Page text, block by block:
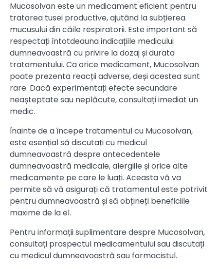
Mucosolvan este un medicament eficient pentru
tratarea tusei productive, ajutând la subțierea
mucusului din căile respiratorii. Este important să
respectați întotdeauna indicațiile medicului
dumneavoastră cu privire la dozaj și durata
tratamentului. Ca orice medicament, Mucosolvan
poate prezenta reacții adverse, deși acestea sunt
rare. Dacă experimentați efecte secundare
neașteptate sau neplăcute, consultați imediat un
medic.
Înainte de a începe tratamentul cu Mucosolvan,
este esențial să discutați cu medicul
dumneavoastră despre antecedentele
dumneavoastră medicale, alergiile și orice alte
medicamente pe care le luați. Aceasta vă va
permite să vă asigurați că tratamentul este potrivit
pentru dumneavoastră și să obțineți beneficiile
maxime de la el.
Pentru informații suplimentare despre Mucosolvan,
consultați prospectul medicamentului sau discutați
cu medicul dumneavoastră sau farmacistul.